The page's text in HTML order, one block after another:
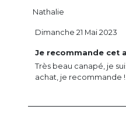
Nathalie
Je recommande cet
Très beau canapé, je
achat, je recommande !
Dimanche 21 Mai 2023